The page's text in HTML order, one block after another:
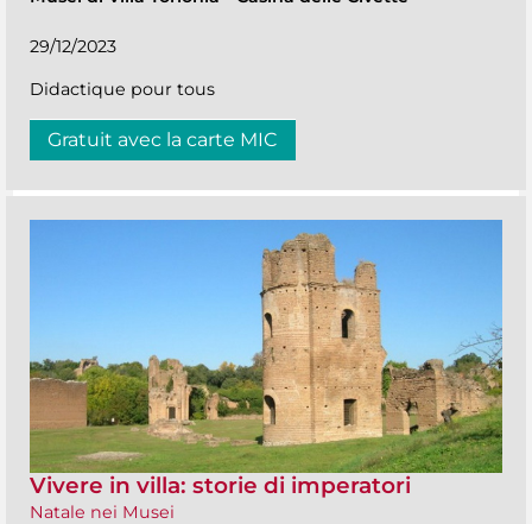
29/12/2023
Didactique pour tous
Gratuit avec la carte MIC
Vivere in villa: storie di imperatori
Natale nei Musei